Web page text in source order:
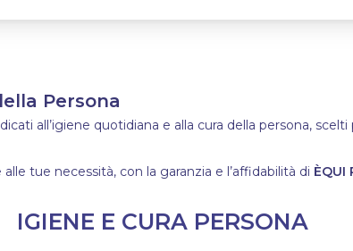
Persona
all’igiene quotidiana e alla cura della persona,
tue necessità, con la garanzia e l’affidabilità di ÈQUI
IGIENE E CURA PERSONA